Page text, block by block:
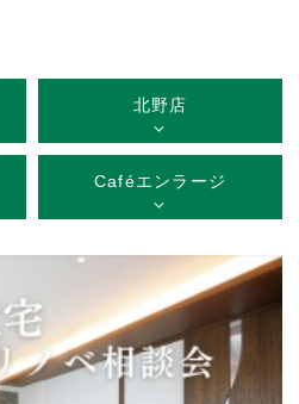
北野店
Caféエンラージ